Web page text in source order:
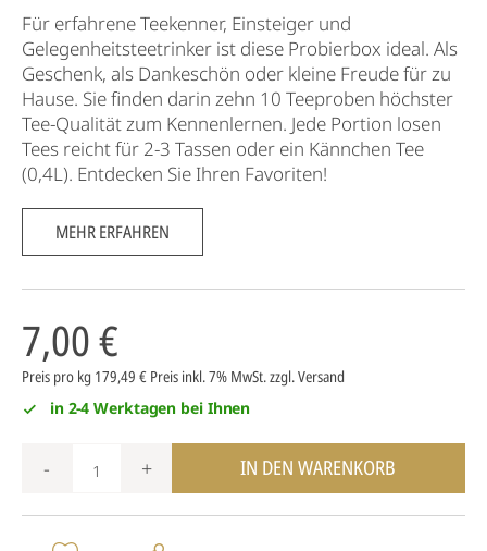
Für erfahrene Teekenner, Einsteiger und
Gelegenheitsteetrinker ist diese Probierbox ideal. Als
Geschenk, als Dankeschön oder kleine Freude für zu
Hause. Sie finden darin zehn 10 Teeproben höchster
Tee-Qualität zum Kennenlernen. Jede Portion losen
Tees reicht für 2-3 Tassen oder ein Kännchen Tee
(0,4L). Entdecken Sie Ihren Favoriten!
MEHR ERFAHREN
7,00 €
Preis pro kg 179,49 € Preis inkl. 7% MwSt.zzgl. Versand
in 2-4 Werktagen bei Ihnen
+
- IN DEN WARENKORB